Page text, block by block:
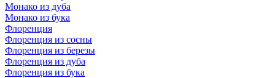
Монако из дуба
Монако из бука
Флоренция
Флоренция из сосны
Флоренция из березы
Флоренция из дуба
Флоренция из бука